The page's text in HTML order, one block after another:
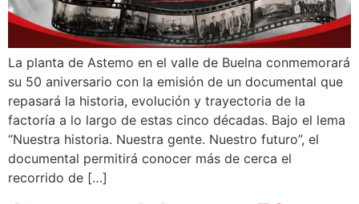
La planta de Astemo en el valle de Buelna conmemorará
su 50 aniversario con la emisión de un documental que
repasará la historia, evolución y trayectoria de la
factoría a lo largo de estas cinco décadas. Bajo el lema
“Nuestra historia. Nuestra gente. Nuestro futuro”, el
documental permitirá conocer más de cerca el
recorrido de […]